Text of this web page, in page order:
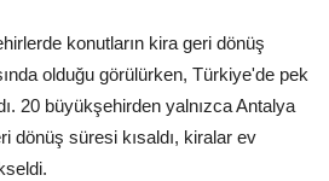
konutların kira geri dönüş
olduğu görülürken, Türkiye'de pek
20 büyükşehirden yalnızca Antalya
dönüş süresi kısaldı, kiralar ev